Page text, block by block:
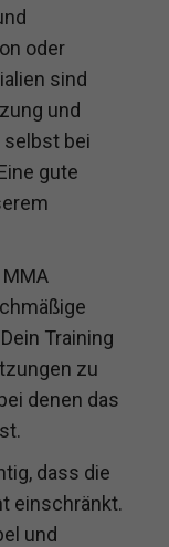
oder
sind
und
selbst bei
gute
Training
zu
denen das
dass die
einschränkt.
und